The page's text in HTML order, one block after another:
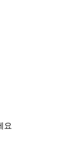
요